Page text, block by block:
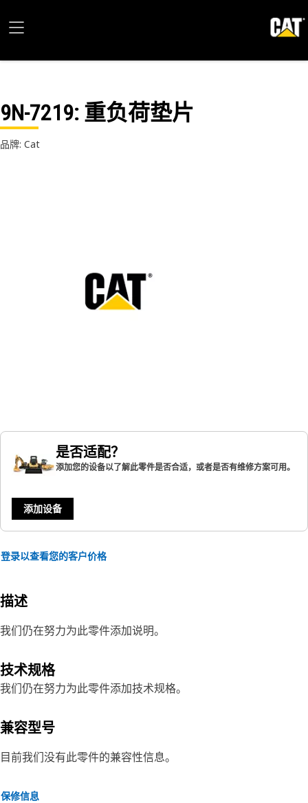
9N-7219: 重负荷垫片
品牌: Cat
是否适配？
添加您的设备以了解此零件是否合适，或者是否有维修方案可用。
添加设备
登录以查看您的客户价格
描述
我们仍在努力为此零件添加说明。
技术规格
我们仍在努力为此零件添加技术规格。
兼容型号
目前我们没有此零件的兼容性信息。
保修信息